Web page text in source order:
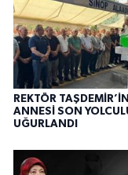
REKTÖR TAŞDEMİR’İN
ANNESİ SON
UĞURLANDI